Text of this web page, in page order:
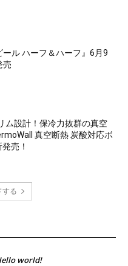
ール ハーフ＆ハーフ』6月9
売
ム設計！保冷力抜群の真空
真空断熱 炭酸対応ボ
売！
する
world!